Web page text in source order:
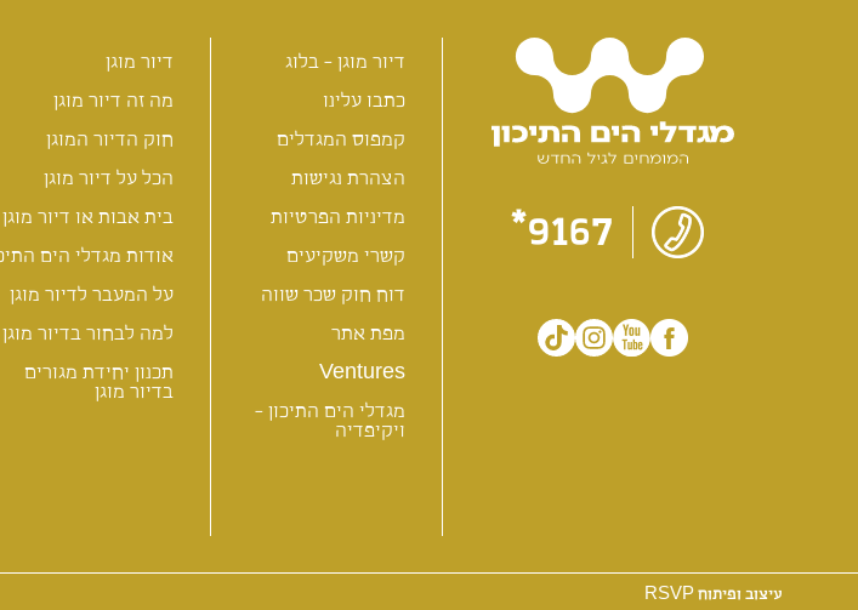
9167*
דיור מוגן - בלוג
כתבו עלינו
קמפוס המגדלים
הצהרת נגישות
מדיניות הפרטיות
קשרי משקיעים
דוח חוק שכר שווה
מפת אתר
Ventures
מגדלי הים התיכון -
ויקיפדיה
דיור מוגן
מה זה דיור מוגן
חוק הדיור המוגן
הכל על דיור מוגן
בית אבות או דיור מוגן
אודות מגדלי הים
על המעבר לדיור מוגן
למה לבחור בדיור מוגן
תכנון יחידת מגורים
בדיור מוגן
עיצוב ופיתוח RSVP